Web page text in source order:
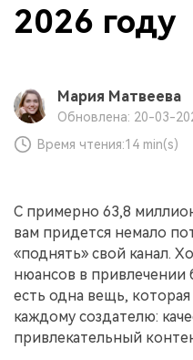
2026 году
Мария Матвеева
Обновлена: 20-03-
Время чтения:14 min(s)
С примерно 63,8
вам придется немало
«поднять» свой канал.
нюансов в привлечении
есть одна вещь,
каждому создателю:
привлекательный